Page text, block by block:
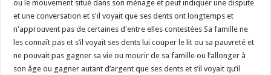
ou le mouvement situé dans son ménage et peut indiquer une dispute
et une conversation et s'il voyait que ses dents ont longtemps et
n'approuvent pas de certaines d'entre elles contestées Sa famille ne
les connaît pas et s’il voyait ses dents lui couper le lit ou sa pauvreté et
ne pouvait pas gagner sa vie ou mourir de sa famille ou l’allonger à
son âge ou gagner autant d’argent que ses dents et s’il voyait qu’il